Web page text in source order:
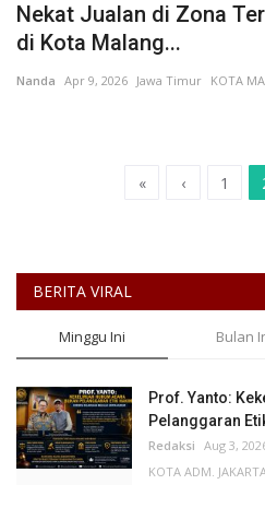
Nekat Jualan di Zona
di Kota Malang...
Nanda Apr 9, 2026 Jawa Timur KOTA
« ‹ 1
BERITA VIRAL
Minggu Ini Bulan
Prof. Yanto:
Pelanggaran
Redaksi Aug 3,
KOTA ADM.